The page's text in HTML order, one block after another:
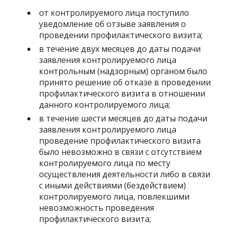
от контролируемого лица поступило
уведомление об отзыве заявления о
проведении профилактического визита;
в течение двух месяцев до даты подачи
заявления контролируемого лица
контрольным (надзорным) органом было
принято решение об отказе в проведении
профилактического визита в отношении
данного контролируемого лица;
в течение шести месяцев до даты подачи
заявления контролируемого лица
проведение профилактического визита
было невозможно в связи с отсутствием
контролируемого лица по месту
осуществления деятельности либо в связи
с иными действиями (бездействием)
контролируемого лица, повлекшими
невозможность проведения
профилактического визита;